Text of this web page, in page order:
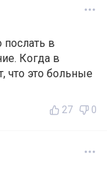
послать в
Когда в
что это больные
27 0